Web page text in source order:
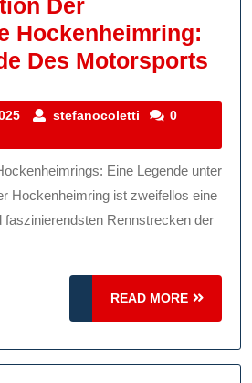
Der
Hockenheimring:
Des Motorsports
29
2025
stefanocoletti stefanocoletti
0
Hockenheimring ist zweifellos eine
faszinierendsten Rennstrecken der
READ MORE
READ
MORE